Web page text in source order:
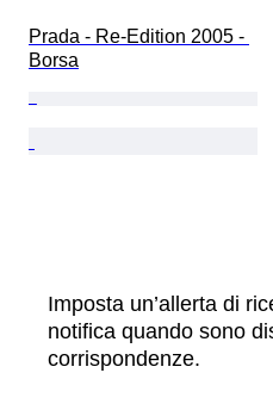
Prada - Re-Edition 2005 -
Borsa
Imposta un’allerta di
notifica quando sono
corrispondenze.